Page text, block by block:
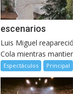
escenarios
Luis Miguel
Cola mientras
Espectáculos Principal